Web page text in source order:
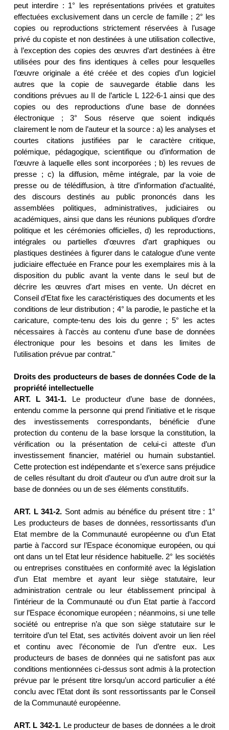
peut interdire : 1° les représentations privées et gratuites
effectuées exclusivement dans un cercle de famille ; 2° les
copies ou reproductions strictement réservées à l’usage
privé du copiste et non destinées à une utilisation collective,
à l’exception des copies des œuvres d’art destinées à être
utilisées pour des fins identiques à celles pour lesquelles
l’œuvre originale a été créée et des copies d’un logiciel
autres que la copie de sauvegarde établie dans les
conditions prévues au II de l’article L 122-6-1 ainsi que des
copies ou des reproductions d’une base de données
électronique ; 3° Sous réserve que soient indiqués
clairement le nom de l’auteur et la source : a) les analyses et
courtes citations justifiées par le caractère critique,
polémique, pédagogique, scientifique ou d’information de
l’œuvre à laquelle elles sont incorporées ; b) les revues de
presse ; c) la diffusion, même intégrale, par la voie de
presse ou de télédiffusion, à titre d’information d’actualité,
des discours destinés au public prononcés dans les
assemblées politiques, administratives, judiciaires ou
académiques, ainsi que dans les réunions publiques d’ordre
politique et les cérémonies officielles, d) les reproductions,
intégrales ou partielles d’œuvres d’art graphiques ou
plastiques destinées à figurer dans le catalogue d’une vente
judiciaire effectuée en France pour les exemplaires mis à la
disposition du public avant la vente dans le seul but de
décrire les œuvres d’art mises en vente. Un décret en
Conseil d’Etat fixe les caractéristiques des documents et les
conditions de leur distribution ; 4° la parodie, le pastiche et la
caricature, compte-tenu des lois du genre ; 5° les actes
nécessaires à l’accès au contenu d’une base de données
électronique pour les besoins et dans les limites de
l’utilisation prévue par contrat."
Droits des producteurs de bases de données Code de la
propriété intellectuelle
ART. L 341-1. Le producteur d’une base de données,
entendu comme la personne qui prend l’initiative et le risque
des investissements correspondants, bénéficie d’une
protection du contenu de la base lorsque la constitution, la
vérification ou la présentation de celui-ci atteste d’un
investissement financier, matériel ou humain substantiel.
Cette protection est indépendante et s’exerce sans préjudice
de celles résultant du droit d’auteur ou d’un autre droit sur la
base de données ou un de ses éléments constitutifs.
ART. L 341-2. Sont admis au bénéfice du présent titre : 1°
Les producteurs de bases de données, ressortissants d’un
Etat membre de la Communauté européenne ou d’un Etat
partie à l’accord sur l’Espace économique européen, ou qui
ont dans un tel Etat leur résidence habituelle. 2° les sociétés
ou entreprises constituées en conformité avec la législation
d’un Etat membre et ayant leur siège statutaire, leur
administration centrale ou leur établissement principal à
l’intérieur de la Communauté ou d’un Etat partie à l’accord
sur l’Espace économique européen ; néanmoins, si une telle
société ou entreprise n’a que son siège statutaire sur le
territoire d’un tel Etat, ses activités doivent avoir un lien réel
et continu avec l’économie de l’un d’entre eux. Les
producteurs de bases de données qui ne satisfont pas aux
conditions mentionnées ci-dessus sont admis à la protection
prévue par le présent titre lorsqu’un accord particulier a été
conclu avec l’Etat dont ils sont ressortissants par le Conseil
de la Communauté européenne.
ART. L 342-1. Le producteur de bases de données a le droit